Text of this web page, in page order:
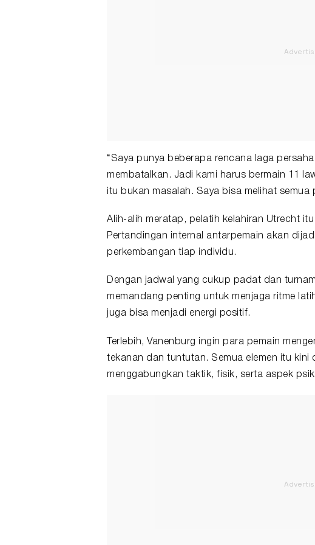
“Saya punya beberapa rencana laga
membatalkan. Jadi kami harus bermain 11
itu bukan masalah. Saya bisa melihat semua
Alih-alih meratap, pelatih kelahiran Utrecht
Pertandingan internal antarpemain akan
perkembangan tiap individu.
Dengan jadwal yang cukup padat dan
memandang penting untuk menjaga ritme
juga bisa menjadi energi positif.
Terlebih, Vanenburg ingin para pemain
tekanan dan tuntutan. Semua elemen itu
menggabungkan taktik, fisik, serta aspek